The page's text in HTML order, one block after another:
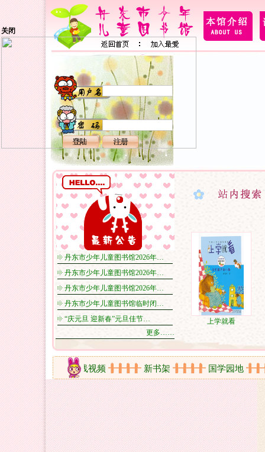
关闭
丹东市少年儿童图书馆2026年…
丹东市少年儿童图书馆2026年…
丹东市少年儿童图书馆2026年…
丹东市少年儿童图书馆临时闭…
“庆元旦 迎新春”元旦佳节…
更多……
上学就看
影 在线视频 新书架 国学园地